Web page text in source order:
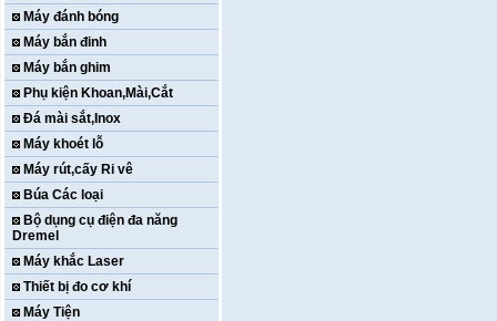
Máy đánh bóng
Máy bắn đinh
Máy bắn ghim
Phụ kiện Khoan,Mài,Cắt
Đá mài sắt,Inox
Máy khoét lỗ
Máy rút,cấy Ri vê
Búa Các loại
Bộ dụng cụ điện đa năng
Dremel
Máy khắc Laser
Thiết bị đo cơ khí
Máy Tiện